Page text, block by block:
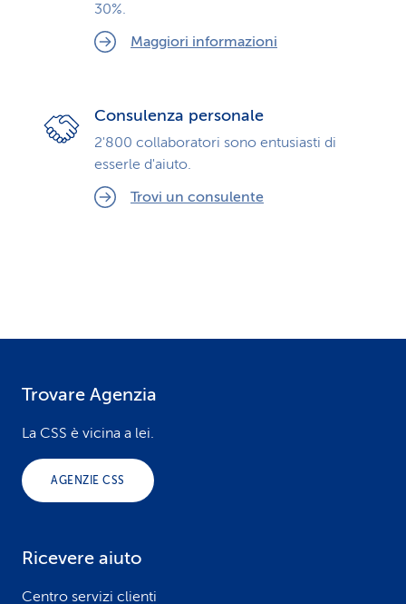
30%.
Maggiori informazioni
Consulenza personale
2'800 collaboratori sono entusiasti di
esserle d'aiuto.
Trovi un consulente
Trovare Agenzia
La CSS è vicina a lei.
AGENZIE CSS
Ricevere aiuto
Centro servizi clienti